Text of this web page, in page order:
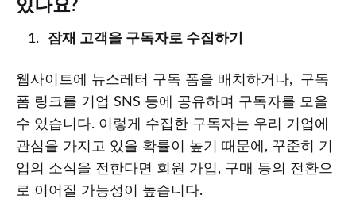
있나요?
잠재 고객을 구독자로 수집하기
웹사이트에 뉴스레터 구독 폼을 배치하거나, 구독
폼 링크를 기업 SNS 등에 공유하며 구독자를 모을
수 있습니다. 이렇게 수집한 구독자는 우리 기업에
관심을 가지고 있을 확률이 높기 때문에, 꾸준히 기
업의 소식을 전한다면 회원 가입, 구매 등의 전환으
로 이어질 가능성이 높습니다.